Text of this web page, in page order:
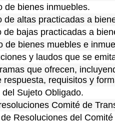
de bienes inmuebles.
de altas practicadas a
de bajas practicadas a
de bienes muebles e
y laudos que se
que ofrecen,
respuesta, requisitos y
Sujeto Obligado.
Comité de
Resoluciones del